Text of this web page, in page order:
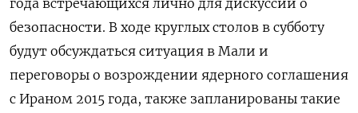
безопасности. В ходе круглых столов в субботу
будут обсуждаться ситуация в Мали и
переговоры о возрождении ядерного соглашения
с Ираном 2015 года, также запланированы такие